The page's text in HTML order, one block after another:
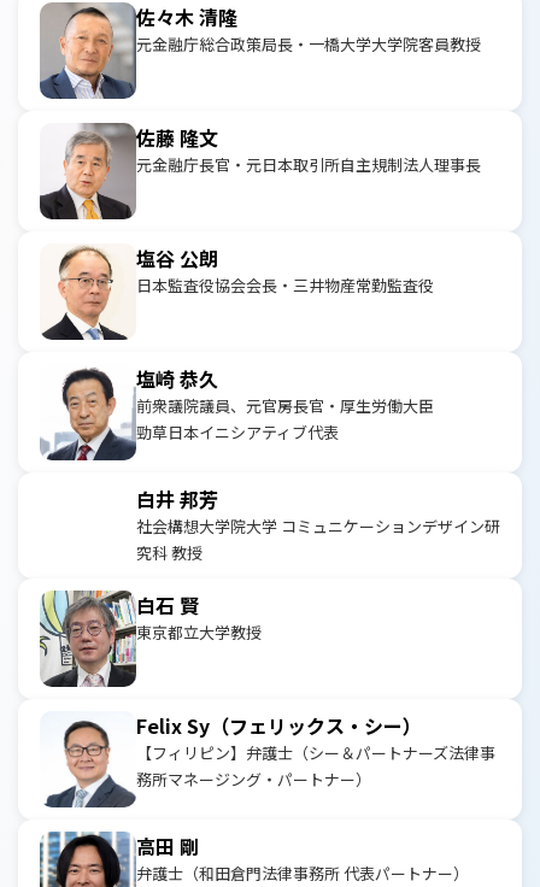
佐々木 清隆
元金融庁総合政策局長・一橋大学大学院客員教授
佐藤 隆文
元金融庁長官・元日本取引所自主規制法人理事長
塩谷 公朗
日本監査役協会会長・三井物産常勤監査役
塩崎 恭久
前衆議院議員、元官房長官・厚生労働大臣
勁草日本イニシアティブ代表
白井 邦芳
社会構想大学院大学 コミュニケーションデザイン研
究科 教授
白石 賢
東京都立大学教授
Felix Sy（フェリックス・シー）
【フィリピン】弁護士（シー＆パートナーズ法律事
務所マネージング・パートナー）
高田 剛
弁護士（和田倉門法律事務所 代表パートナー）